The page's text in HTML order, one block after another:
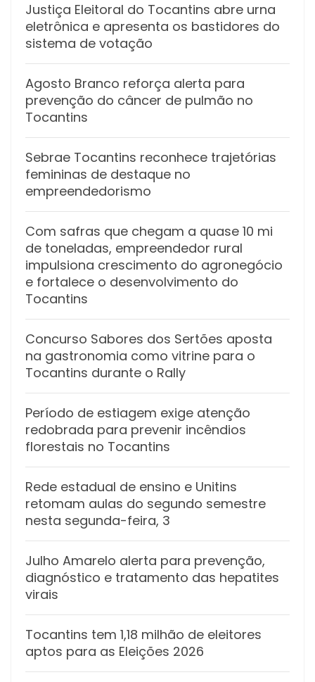
Justiça Eleitoral do Tocantins abre urna
eletrônica e apresenta os bastidores do
sistema de votação
Agosto Branco reforça alerta para
prevenção do câncer de pulmão no
Tocantins
Sebrae Tocantins reconhece trajetórias
femininas de destaque no
empreendedorismo
Com safras que chegam a quase 10 mi
de toneladas, empreendedor rural
impulsiona crescimento do agronegócio
e fortalece o desenvolvimento do
Tocantins
Concurso Sabores dos Sertões aposta
na gastronomia como vitrine para o
Tocantins durante o Rally
Período de estiagem exige atenção
redobrada para prevenir incêndios
florestais no Tocantins
Rede estadual de ensino e Unitins
retomam aulas do segundo semestre
nesta segunda-feira, 3
Julho Amarelo alerta para prevenção,
diagnóstico e tratamento das hepatites
virais
Tocantins tem 1,18 milhão de eleitores
aptos para as Eleições 2026